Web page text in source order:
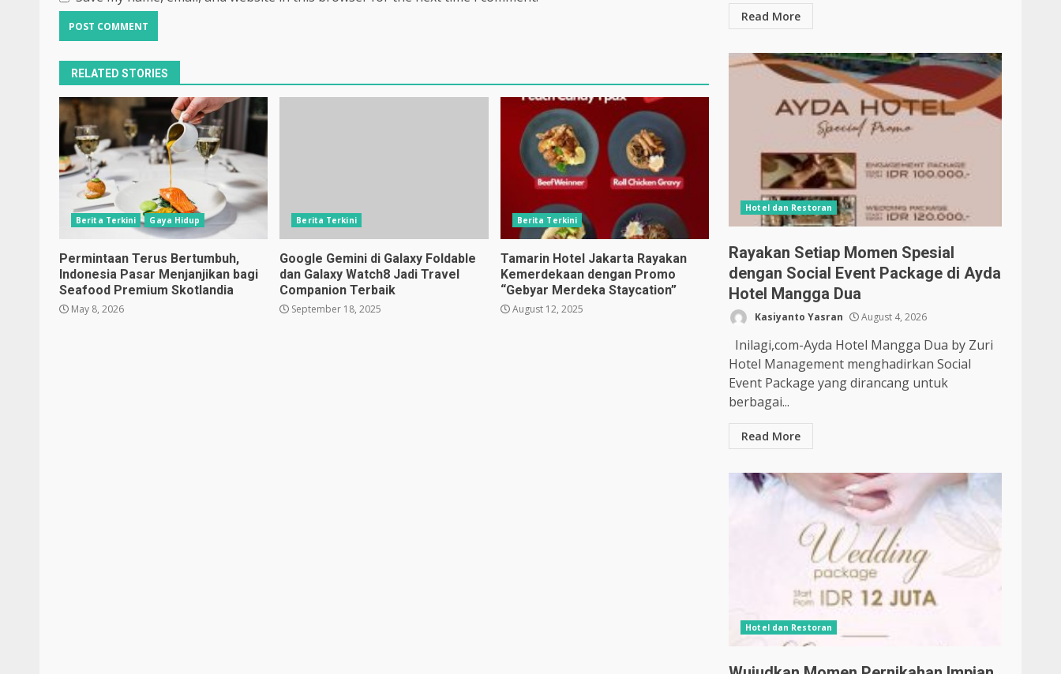
RELATED STORIES
Berita Terkini Gaya Hidup
Permintaan Terus Bertumbuh,
Indonesia Pasar Menjanjikan bagi
Seafood Premium Skotlandia
May 8, 2026
Berita Terkini
Google Gemini di Galaxy Foldable
dan Galaxy Watch8 Jadi Travel
Companion Terbaik
September 18, 2025
Berita Terkini
Tamarin Hotel Jakarta Rayakan
Kemerdekaan dengan Promo
“Gebyar Merdeka Staycation”
August 12, 2025
Read More
Hotel dan Restoran
Rayakan Setiap Momen Spesial
dengan Social Event Package di Ayda
Hotel Mangga Dua
Kasiyanto Yasran August 4, 2026
Inilagi,com-Ayda Hotel Mangga Dua by Zuri
Hotel Management menghadirkan Social
Event Package yang dirancang untuk
berbagai...
Read More
Hotel dan Restoran